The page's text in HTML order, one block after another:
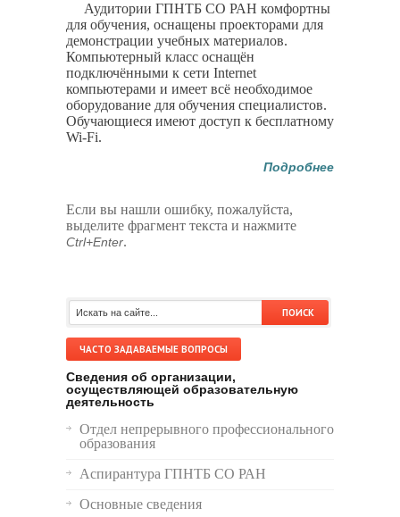
Аудитории ГПНТБ СО РАН комфортны
для обучения, оснащены проекторами для
демонстрации учебных материалов.
Компьютерный класс оснащён
подключёнными к сети Internet
компьютерами и имеет всё необходимое
оборудование для обучения специалистов.
Обучающиеся имеют доступ к бесплатному
Wi-Fi.
Подробнее
Если вы нашли ошибку, пожалуйста,
выделите фрагмент текста и нажмите
Ctrl+Enter.
ЧАСТО ЗАДАВАЕМЫЕ ВОПРОСЫ
Сведения об организации,
осуществляющей образовательную
деятельность
Отдел непрерывного профессионального
образования
Аспирантура ГПНТБ СО РАН
Основные сведения